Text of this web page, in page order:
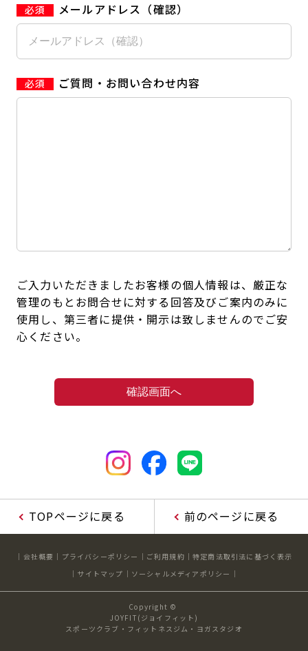
メールアドレス（確認）
ご質問・お問い合わせ内容
ご入力いただきましたお客様の個人情報は、厳正な
管理のもとお問合せに対する回答及びご案内のみに
使用し、第三者に提供・開示は致しませんのでご安
心ください。
TOPページに戻る 前のページに戻る
会社概要 プライバシーポリシー ご利用規約
特定商法取引法に基づく表示
サイトマップ
ソーシャルメディアポリシー
Copyright ©
JOYFIT(ジョイフィット)
スポーツクラブ・フィットネスジム・ヨガスタジオ